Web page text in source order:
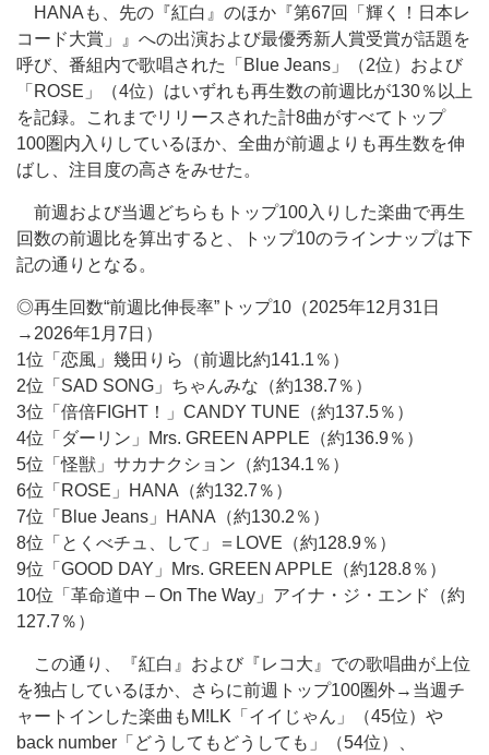
HANAも、先の『紅白』のほか『第67回「輝く！日本レ
コード大賞」』への出演および最優秀新人賞受賞が話題を
呼び、番組内で歌唱された「Blue Jeans」（2位）および
「ROSE」（4位）はいずれも再生数の前週比が130％以上
を記録。これまでリリースされた計8曲がすべてトップ
100圏内入りしているほか、全曲が前週よりも再生数を伸
ばし、注目度の高さをみせた。
前週および当週どちらもトップ100入りした楽曲で再生
回数の前週比を算出すると、トップ10のラインナップは下
記の通りとなる。
◎再生回数“前週比伸長率”トップ10（2025年12月31日
→2026年1月7日）
1位「恋風」幾田りら（前週比約141.1％）
2位「SAD SONG」ちゃんみな（約138.7％）
3位「倍倍FIGHT！」CANDY TUNE（約137.5％）
4位「ダーリン」Mrs. GREEN APPLE（約136.9％）
5位「怪獣」サカナクション（約134.1％）
6位「ROSE」HANA（約132.7％）
7位「Blue Jeans」HANA（約130.2％）
8位「とくべチュ、して」＝LOVE（約128.9％）
9位「GOOD DAY」Mrs. GREEN APPLE（約128.8％）
10位「革命道中 – On The Way」アイナ・ジ・エンド（約
127.7％）
この通り、『紅白』および『レコ大』での歌唱曲が上位
を独占しているほか、さらに前週トップ100圏外→当週チ
ャートインした楽曲もM!LK「イイじゃん」（45位）や
back number「どうしてもどうしても」（54位）、